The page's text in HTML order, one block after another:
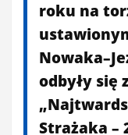
roku na
odbyły się
Strażaka –